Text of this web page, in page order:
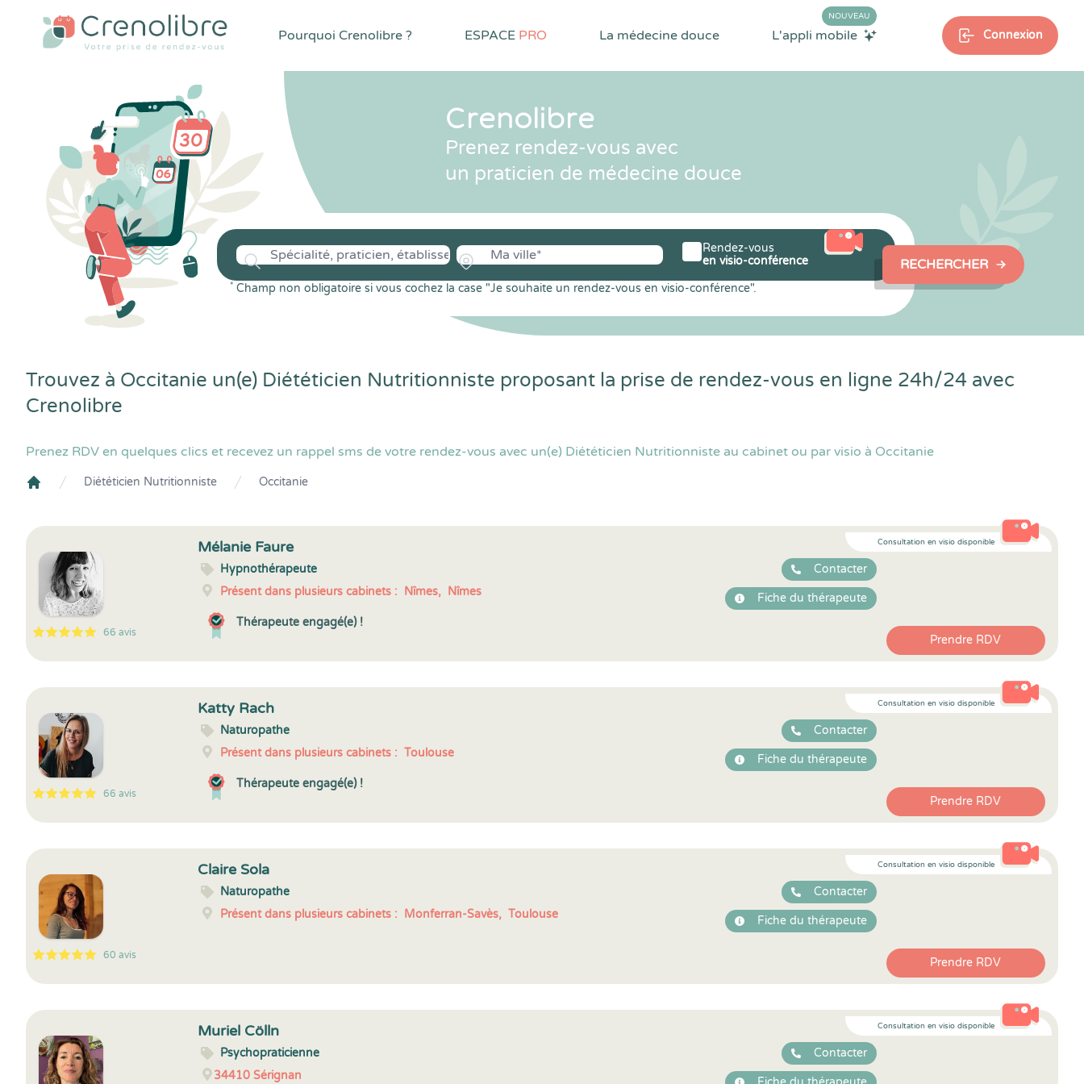
Pourquoi Crenolibre ? ESPACE PRO La médecine douce L'appli mobile
NOUVEAU
Connexion
Crenolibre
Prenez rendez-vous avec
un praticien de médecine douce
* Champ non obligatoire si vous cochez la case "Je souhaite un rendez-vous en visio-conférence".
Rendez-vous
en visio-conférence
RECHERCHER
Trouvez à Occitanie un(e) Diététicien Nutritionniste proposant la prise de rendez-vous en ligne 24h/24 avec
Crenolibre
Prenez RDV en quelques clics et recevez un rappel sms de votre rendez-vous avec un(e) Diététicien Nutritionniste au cabinet ou par visio à Occitanie
Diététicien Nutritionniste Occitanie
Consultation en visio disponible
5
1
5
66 66 avis
Mélanie Faure
Hypnothérapeute
Présent dans plusieurs cabinets : Nîmes, Nîmes
Thérapeute engagé(e) !
Contacter
Fiche du thérapeute
Prendre RDV
Consultation en visio disponible
5
1
5
66 66 avis
Katty Rach
Naturopathe
Présent dans plusieurs cabinets : Toulouse
Thérapeute engagé(e) !
Contacter
Fiche du thérapeute
Prendre RDV
Consultation en visio disponible
5
1
5
60 60 avis
Claire Sola
Naturopathe
Présent dans plusieurs cabinets : Monferran-Savès, Toulouse
Contacter
Fiche du thérapeute
Prendre RDV
Consultation en visio disponible
Muriel Cölln
Psychopraticienne
34410 Sérignan
Contacter